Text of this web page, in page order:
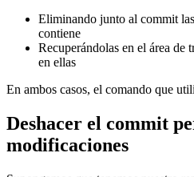
Eliminando junto al commit
contiene
Recuperándolas en el área de
en ellas
En ambos casos, el comando que
Deshacer el commit
modificaciones